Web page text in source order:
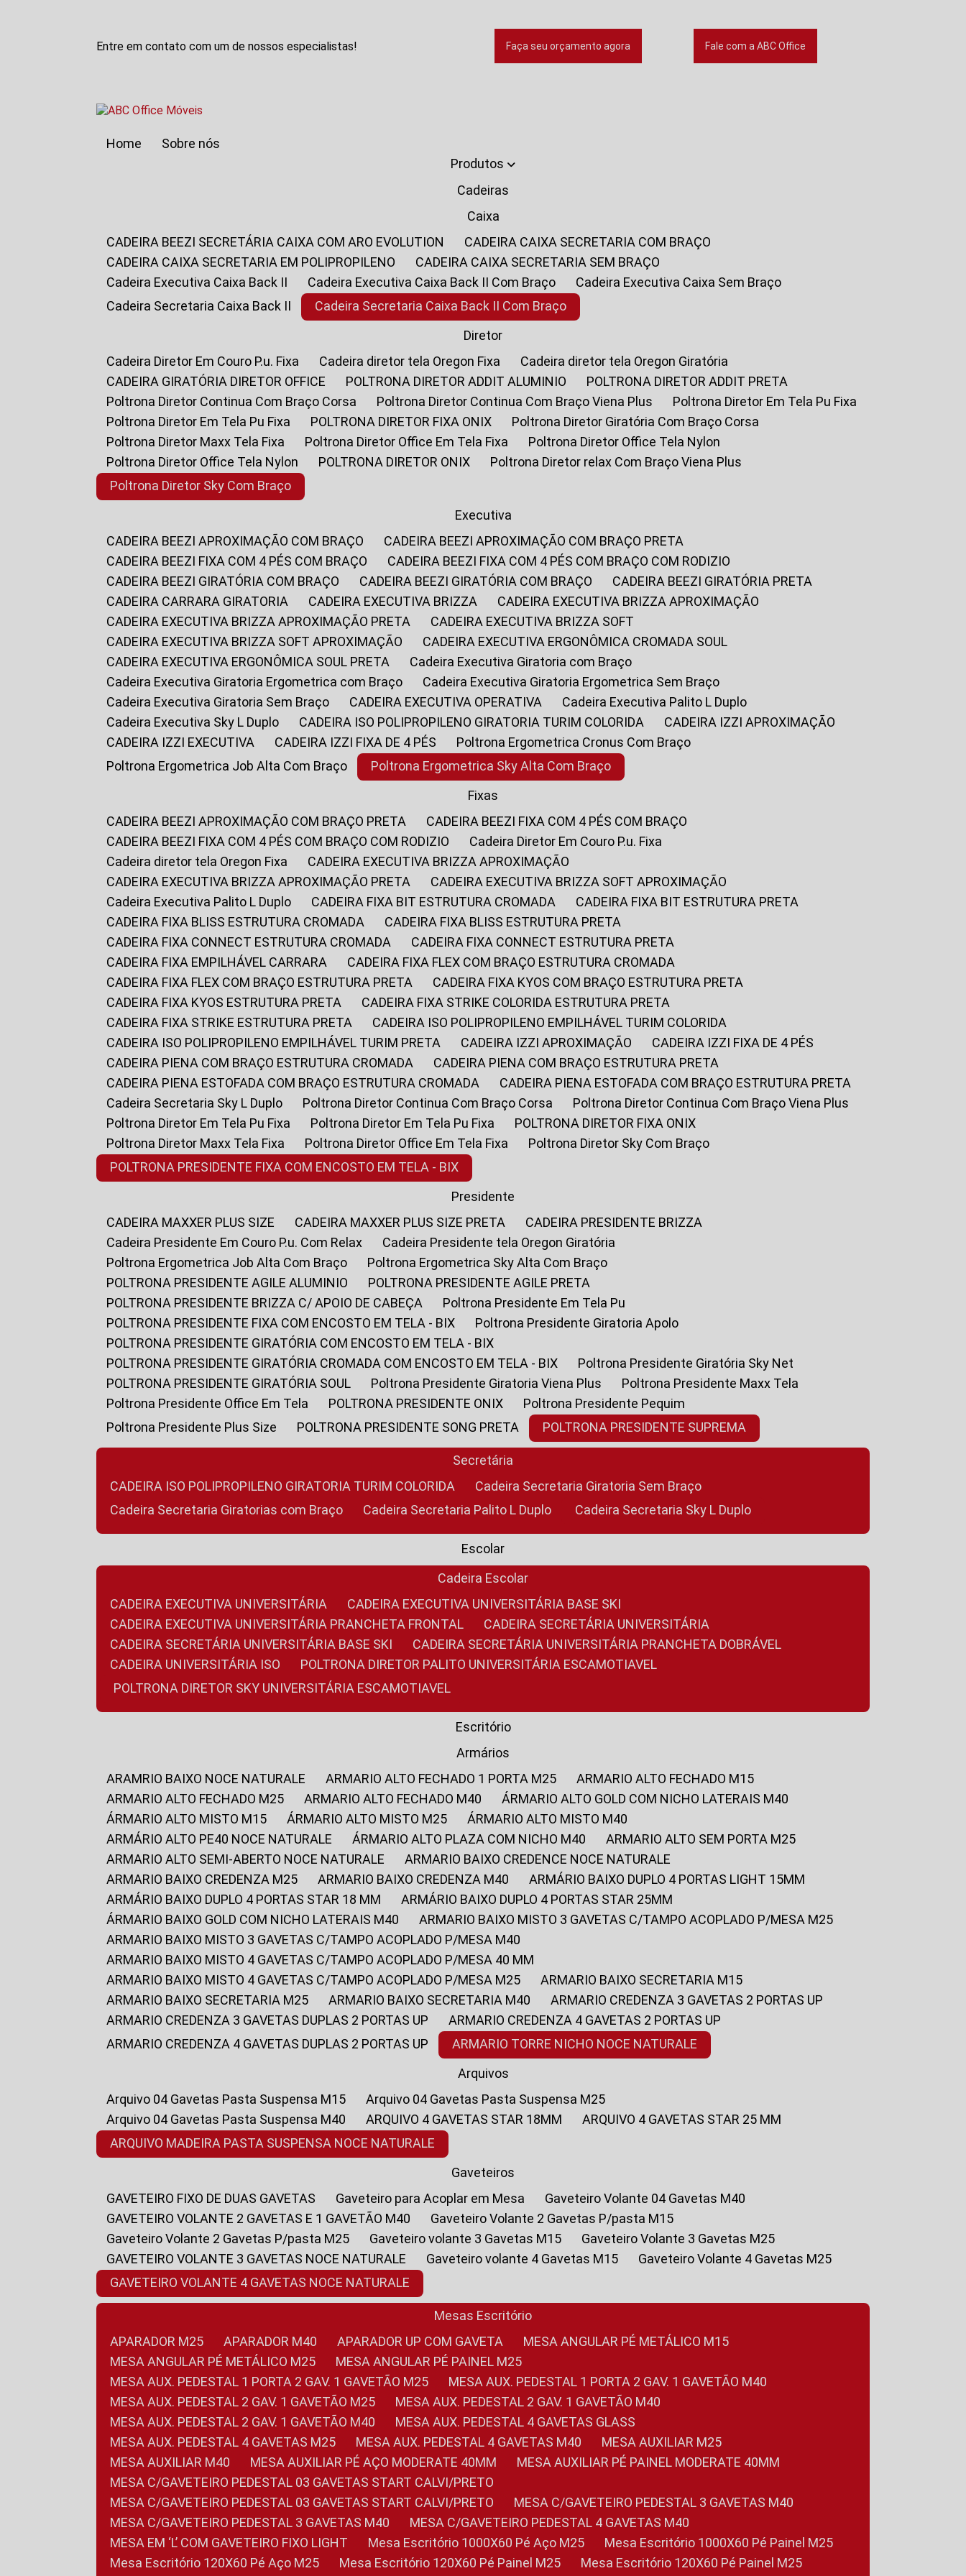
Entre em contato com um de nossos especialistas! Faça seu orçamento agora Fale com a ABC Office
Home
Sobre nós
Produtos
Cadeiras
Caixa
CADEIRA BEEZI SECRETÁRIA CAIXA COM ARO EVOLUTION
CADEIRA CAIXA SECRETARIA COM BRAÇO
CADEIRA CAIXA SECRETARIA EM POLIPROPILENO
CADEIRA CAIXA SECRETARIA SEM BRAÇO
Cadeira Executiva Caixa Back II
Cadeira Executiva Caixa Back II Com Braço
Cadeira Executiva Caixa Sem Braço
Cadeira Secretaria Caixa Back II
Cadeira Secretaria Caixa Back II Com Braço
Diretor
Cadeira Diretor Em Couro P.u. Fixa
Cadeira diretor tela Oregon Fixa
Cadeira diretor tela Oregon Giratória
CADEIRA GIRATÓRIA DIRETOR OFFICE
POLTRONA DIRETOR ADDIT ALUMINIO
POLTRONA DIRETOR ADDIT PRETA
Poltrona Diretor Continua Com Braço Corsa
Poltrona Diretor Continua Com Braço Viena Plus
Poltrona Diretor Em Tela Pu Fixa
Poltrona Diretor Em Tela Pu Fixa
POLTRONA DIRETOR FIXA ONIX
Poltrona Diretor Giratória Com Braço Corsa
Poltrona Diretor Maxx Tela Fixa
Poltrona Diretor Office Em Tela Fixa
Poltrona Diretor Office Tela Nylon
Poltrona Diretor Office Tela Nylon
POLTRONA DIRETOR ONIX
Poltrona Diretor relax Com Braço Viena Plus
Poltrona Diretor Sky Com Braço
Executiva
CADEIRA BEEZI APROXIMAÇÃO COM BRAÇO
CADEIRA BEEZI APROXIMAÇÃO COM BRAÇO PRETA
CADEIRA BEEZI FIXA COM 4 PÉS COM BRAÇO
CADEIRA BEEZI FIXA COM 4 PÉS COM BRAÇO COM RODIZIO
CADEIRA BEEZI GIRATÓRIA COM BRAÇO
CADEIRA BEEZI GIRATÓRIA COM BRAÇO
CADEIRA BEEZI GIRATÓRIA PRETA
CADEIRA CARRARA GIRATORIA
CADEIRA EXECUTIVA BRIZZA
CADEIRA EXECUTIVA BRIZZA APROXIMAÇÃO
CADEIRA EXECUTIVA BRIZZA APROXIMAÇÃO PRETA
CADEIRA EXECUTIVA BRIZZA SOFT
CADEIRA EXECUTIVA BRIZZA SOFT APROXIMAÇÃO
CADEIRA EXECUTIVA ERGONÔMICA CROMADA SOUL
CADEIRA EXECUTIVA ERGONÔMICA SOUL PRETA
Cadeira Executiva Giratoria com Braço
Cadeira Executiva Giratoria Ergometrica com Braço
Cadeira Executiva Giratoria Ergometrica Sem Braço
Cadeira Executiva Giratoria Sem Braço
CADEIRA EXECUTIVA OPERATIVA
Cadeira Executiva Palito L Duplo
Cadeira Executiva Sky L Duplo
CADEIRA ISO POLIPROPILENO GIRATORIA TURIM COLORIDA
CADEIRA IZZI APROXIMAÇÃO
CADEIRA IZZI EXECUTIVA
CADEIRA IZZI FIXA DE 4 PÉS
Poltrona Ergometrica Cronus Com Braço
Poltrona Ergometrica Job Alta Com Braço
Poltrona Ergometrica Sky Alta Com Braço
Fixas
CADEIRA BEEZI APROXIMAÇÃO COM BRAÇO PRETA
CADEIRA BEEZI FIXA COM 4 PÉS COM BRAÇO
CADEIRA BEEZI FIXA COM 4 PÉS COM BRAÇO COM RODIZIO
Cadeira Diretor Em Couro P.u. Fixa
Cadeira diretor tela Oregon Fixa
CADEIRA EXECUTIVA BRIZZA APROXIMAÇÃO
CADEIRA EXECUTIVA BRIZZA APROXIMAÇÃO PRETA
CADEIRA EXECUTIVA BRIZZA SOFT APROXIMAÇÃO
Cadeira Executiva Palito L Duplo
CADEIRA FIXA BIT ESTRUTURA CROMADA
CADEIRA FIXA BIT ESTRUTURA PRETA
CADEIRA FIXA BLISS ESTRUTURA CROMADA
CADEIRA FIXA BLISS ESTRUTURA PRETA
CADEIRA FIXA CONNECT ESTRUTURA CROMADA
CADEIRA FIXA CONNECT ESTRUTURA PRETA
CADEIRA FIXA EMPILHÁVEL CARRARA
CADEIRA FIXA FLEX COM BRAÇO ESTRUTURA CROMADA
CADEIRA FIXA FLEX COM BRAÇO ESTRUTURA PRETA
CADEIRA FIXA KYOS COM BRAÇO ESTRUTURA PRETA
CADEIRA FIXA KYOS ESTRUTURA PRETA
CADEIRA FIXA STRIKE COLORIDA ESTRUTURA PRETA
CADEIRA FIXA STRIKE ESTRUTURA PRETA
CADEIRA ISO POLIPROPILENO EMPILHÁVEL TURIM COLORIDA
CADEIRA ISO POLIPROPILENO EMPILHÁVEL TURIM PRETA
CADEIRA IZZI APROXIMAÇÃO
CADEIRA IZZI FIXA DE 4 PÉS
CADEIRA PIENA COM BRAÇO ESTRUTURA CROMADA
CADEIRA PIENA COM BRAÇO ESTRUTURA PRETA
CADEIRA PIENA ESTOFADA COM BRAÇO ESTRUTURA CROMADA
CADEIRA PIENA ESTOFADA COM BRAÇO ESTRUTURA PRETA
Cadeira Secretaria Sky L Duplo
Poltrona Diretor Continua Com Braço Corsa
Poltrona Diretor Continua Com Braço Viena Plus
Poltrona Diretor Em Tela Pu Fixa
Poltrona Diretor Em Tela Pu Fixa
POLTRONA DIRETOR FIXA ONIX
Poltrona Diretor Maxx Tela Fixa
Poltrona Diretor Office Em Tela Fixa
Poltrona Diretor Sky Com Braço
POLTRONA PRESIDENTE FIXA COM ENCOSTO EM TELA - BIX
Presidente
CADEIRA MAXXER PLUS SIZE
CADEIRA MAXXER PLUS SIZE PRETA
CADEIRA PRESIDENTE BRIZZA
Cadeira Presidente Em Couro P.u. Com Relax
Cadeira Presidente tela Oregon Giratória
Poltrona Ergometrica Job Alta Com Braço
Poltrona Ergometrica Sky Alta Com Braço
POLTRONA PRESIDENTE AGILE ALUMINIO
POLTRONA PRESIDENTE AGILE PRETA
POLTRONA PRESIDENTE BRIZZA C/ APOIO DE CABEÇA
Poltrona Presidente Em Tela Pu
POLTRONA PRESIDENTE FIXA COM ENCOSTO EM TELA - BIX
Poltrona Presidente Giratoria Apolo
POLTRONA PRESIDENTE GIRATÓRIA COM ENCOSTO EM TELA - BIX
POLTRONA PRESIDENTE GIRATÓRIA CROMADA COM ENCOSTO EM TELA - BIX
Poltrona Presidente Giratória Sky Net
POLTRONA PRESIDENTE GIRATÓRIA SOUL
Poltrona Presidente Giratoria Viena Plus
Poltrona Presidente Maxx Tela
Poltrona Presidente Office Em Tela
POLTRONA PRESIDENTE ONIX
Poltrona Presidente Pequim
Poltrona Presidente Plus Size
POLTRONA PRESIDENTE SONG PRETA POLTRONA PRESIDENTE SUPREMA
Secretária
CADEIRA ISO POLIPROPILENO GIRATORIA TURIM COLORIDA
Cadeira Secretaria Giratoria Sem Braço
Cadeira Secretaria Giratorias com Braço
Cadeira Secretaria Palito L Duplo Cadeira Secretaria Sky L Duplo
Escolar
Cadeira Escolar
CADEIRA EXECUTIVA UNIVERSITÁRIA
CADEIRA EXECUTIVA UNIVERSITÁRIA BASE SKI
CADEIRA EXECUTIVA UNIVERSITÁRIA PRANCHETA FRONTAL
CADEIRA SECRETÁRIA UNIVERSITÁRIA
CADEIRA SECRETÁRIA UNIVERSITÁRIA BASE SKI
CADEIRA SECRETÁRIA UNIVERSITÁRIA PRANCHETA DOBRÁVEL
CADEIRA UNIVERSITÁRIA ISO
POLTRONA DIRETOR PALITO UNIVERSITÁRIA ESCAMOTIAVEL
POLTRONA DIRETOR SKY UNIVERSITÁRIA ESCAMOTIAVEL
Escritório
Armários
ARAMRIO BAIXO NOCE NATURALE
ARMARIO ALTO FECHADO 1 PORTA M25
ARMARIO ALTO FECHADO M15
ARMARIO ALTO FECHADO M25
ARMARIO ALTO FECHADO M40
ÁRMARIO ALTO GOLD COM NICHO LATERAIS M40
ÁRMARIO ALTO MISTO M15
ÁRMARIO ALTO MISTO M25
ÁRMARIO ALTO MISTO M40
ARMÁRIO ALTO PE40 NOCE NATURALE
ÁRMARIO ALTO PLAZA COM NICHO M40
ARMARIO ALTO SEM PORTA M25
ARMARIO ALTO SEMI-ABERTO NOCE NATURALE
ARMARIO BAIXO CREDENCE NOCE NATURALE
ARMARIO BAIXO CREDENZA M25
ARMARIO BAIXO CREDENZA M40
ARMÁRIO BAIXO DUPLO 4 PORTAS LIGHT 15MM
ARMÁRIO BAIXO DUPLO 4 PORTAS STAR 18 MM
ARMÁRIO BAIXO DUPLO 4 PORTAS STAR 25MM
ÁRMARIO BAIXO GOLD COM NICHO LATERAIS M40
ARMARIO BAIXO MISTO 3 GAVETAS C/TAMPO ACOPLADO P/MESA M25
ARMARIO BAIXO MISTO 3 GAVETAS C/TAMPO ACOPLADO P/MESA M40
ARMARIO BAIXO MISTO 4 GAVETAS C/TAMPO ACOPLADO P/MESA 40 MM
ARMARIO BAIXO MISTO 4 GAVETAS C/TAMPO ACOPLADO P/MESA M25
ARMARIO BAIXO SECRETARIA M15
ARMARIO BAIXO SECRETARIA M25
ARMARIO BAIXO SECRETARIA M40
ARMARIO CREDENZA 3 GAVETAS 2 PORTAS UP
ARMARIO CREDENZA 3 GAVETAS DUPLAS 2 PORTAS UP
ARMARIO CREDENZA 4 GAVETAS 2 PORTAS UP
ARMARIO CREDENZA 4 GAVETAS DUPLAS 2 PORTAS UP
ARMARIO TORRE NICHO NOCE NATURALE
Arquivos
Arquivo 04 Gavetas Pasta Suspensa M15
Arquivo 04 Gavetas Pasta Suspensa M25
Arquivo 04 Gavetas Pasta Suspensa M40
ARQUIVO 4 GAVETAS STAR 18MM
ARQUIVO 4 GAVETAS STAR 25 MM
ARQUIVO MADEIRA PASTA SUSPENSA NOCE NATURALE
Gaveteiros
GAVETEIRO FIXO DE DUAS GAVETAS
Gaveteiro para Acoplar em Mesa
Gaveteiro Volante 04 Gavetas M40
GAVETEIRO VOLANTE 2 GAVETAS E 1 GAVETÃO M40
Gaveteiro Volante 2 Gavetas P/pasta M15
Gaveteiro Volante 2 Gavetas P/pasta M25
Gaveteiro volante 3 Gavetas M15
Gaveteiro Volante 3 Gavetas M25
GAVETEIRO VOLANTE 3 GAVETAS NOCE NATURALE
Gaveteiro volante 4 Gavetas M15
Gaveteiro Volante 4 Gavetas M25
GAVETEIRO VOLANTE 4 GAVETAS NOCE NATURALE
Mesas Escritório
APARADOR M25
APARADOR M40 APARADOR UP COM GAVETA
MESA ANGULAR PÉ METÁLICO M15
MESA ANGULAR PÉ METÁLICO M25
MESA ANGULAR PÉ PAINEL M25
MESA AUX. PEDESTAL 1 PORTA 2 GAV. 1 GAVETÃO M25
MESA AUX. PEDESTAL 1 PORTA 2 GAV. 1 GAVETÃO M40
MESA AUX. PEDESTAL 2 GAV. 1 GAVETÃO M25
MESA AUX. PEDESTAL 2 GAV. 1 GAVETÃO M40
MESA AUX. PEDESTAL 2 GAV. 1 GAVETÃO M40
MESA AUX. PEDESTAL 4 GAVETAS GLASS
MESA AUX. PEDESTAL 4 GAVETAS M25
MESA AUX. PEDESTAL 4 GAVETAS M40
MESA AUXILIAR M25
MESA AUXILIAR M40
MESA AUXILIAR PÉ AÇO MODERATE 40MM
MESA AUXILIAR PÉ PAINEL MODERATE 40MM
MESA C/GAVETEIRO PEDESTAL 03 GAVETAS START CALVI/PRETO
MESA C/GAVETEIRO PEDESTAL 03 GAVETAS START CALVI/PRETO
MESA C/GAVETEIRO PEDESTAL 3 GAVETAS M40
MESA C/GAVETEIRO PEDESTAL 3 GAVETAS M40
MESA C/GAVETEIRO PEDESTAL 4 GAVETAS M40
MESA EM ‘L’ COM GAVETEIRO FIXO LIGHT
Mesa Escritório 1000X60 Pé Aço M25
Mesa Escritório 1000X60 Pé Painel M25
Mesa Escritório 120X60 Pé Aço M25
Mesa Escritório 120X60 Pé Painel M25
Mesa Escritório 120X60 Pé Painel M25